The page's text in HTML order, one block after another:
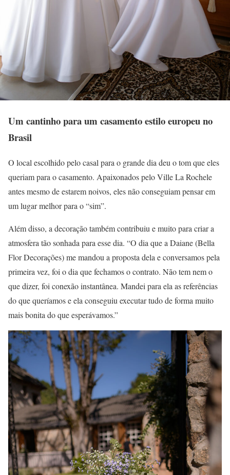
Um cantinho para um casamento estilo europeu no
Brasil
O local escolhido pelo casal para o grande dia deu o tom que eles
queriam para o casamento. Apaixonados pelo Ville La Rochele
antes mesmo de estarem noivos, eles não conseguiam pensar em
um lugar melhor para o “sim”.
Além disso, a decoração também contribuiu e muito para criar a
atmosfera tão sonhada para esse dia. “O dia que a Daiane (Bella
Flor Decorações) me mandou a proposta dela e conversamos pela
primeira vez, foi o dia que fechamos o contrato. Não tem nem o
que dizer, foi conexão instantânea. Mandei para ela as referências
do que queríamos e ela conseguiu executar tudo de forma muito
mais bonita do que esperávamos.”